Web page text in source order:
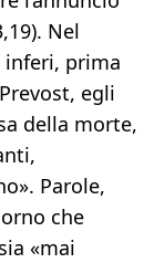
Nel
inferi, prima
egli
della morte,
Parole,
che
«mai